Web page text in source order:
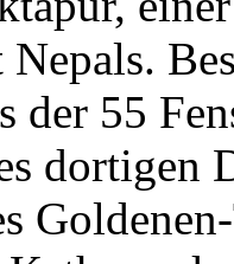
Nepals.
der 55
dortigen